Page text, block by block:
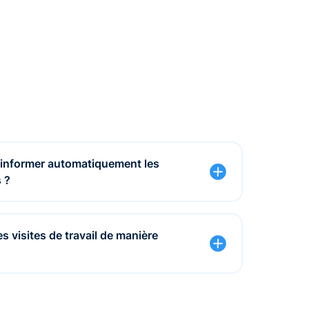
automatiquement les
?
visites de travail de manière